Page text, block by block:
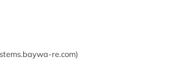
re.com)